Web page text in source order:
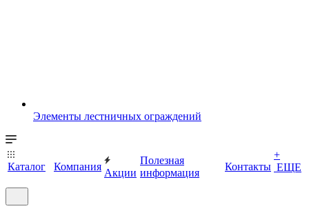
Элементы лестничных ограждений
Каталог Компания
Акции
Полезная
информация
Контакты
+
ЕЩЕ